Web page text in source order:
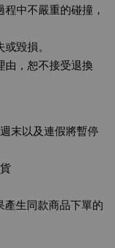
中不嚴重的碰撞，
毀損。
由，恕不接受退換
末以及連假將暫停
生同款商品下單的